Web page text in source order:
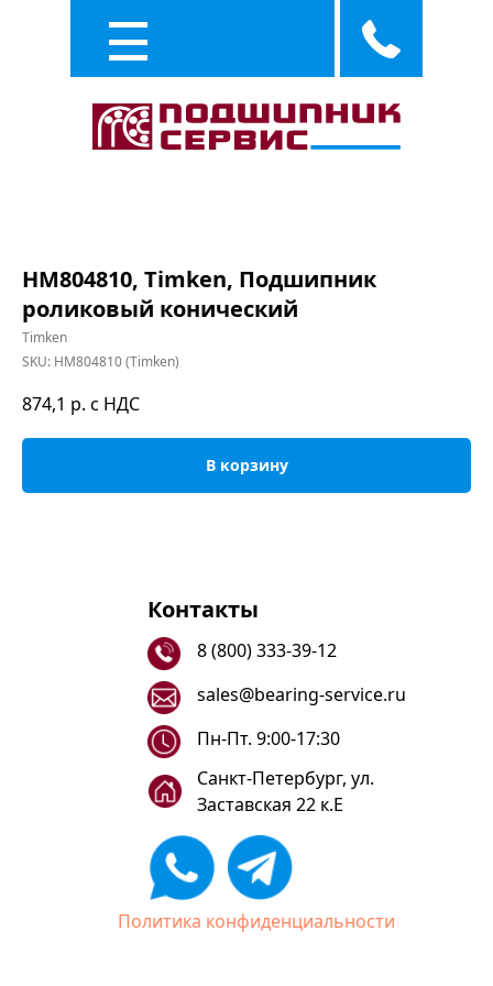
HM804810, Timken, Подшипник
роликовый конический
Timken
SKU: HM804810 (Timken)
874,1 р. с НДС
В корзину
Контакты
8 (800) 333-39-12
sales@bearing-service.ru
Санкт-Петербург, ул.
Заставская 22 к.Е
Пн-Пт. 9:00-17:30
Политика конфиденциальности